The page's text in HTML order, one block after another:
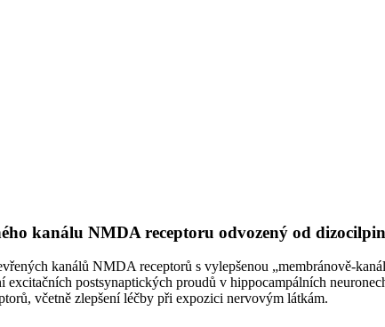
kanálu NMDA receptoru odvozený od
kanálů NMDA receptorů s vylepšenou „membránově-
excitačních postsynaptických proudů v hippocampálních
včetně zlepšení léčby při expozici nervovým látkám.